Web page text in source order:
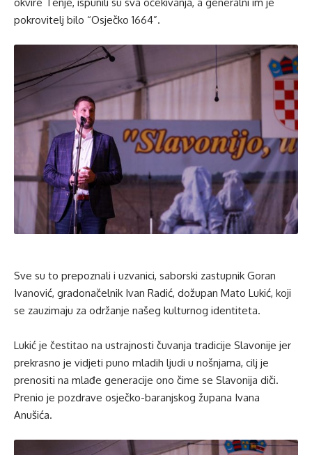
pokrovitelj bilo “Osječko 1664”.
Sve su to prepoznali i uzvanici, saborski zastupnik Goran
Ivanović, gradonačelnik Ivan Radić, dožupan Mato Lukić, koji
se zauzimaju za održanje našeg kulturnog identiteta.
Lukić je čestitao na ustrajnosti čuvanja tradicije Slavonije jer
prekrasno je vidjeti puno mladih ljudi u nošnjama, cilj je
prenositi na mlađe generacije ono čime se Slavonija diči.
Prenio je pozdrave osječko-baranjskog župana Ivana
Anušića.